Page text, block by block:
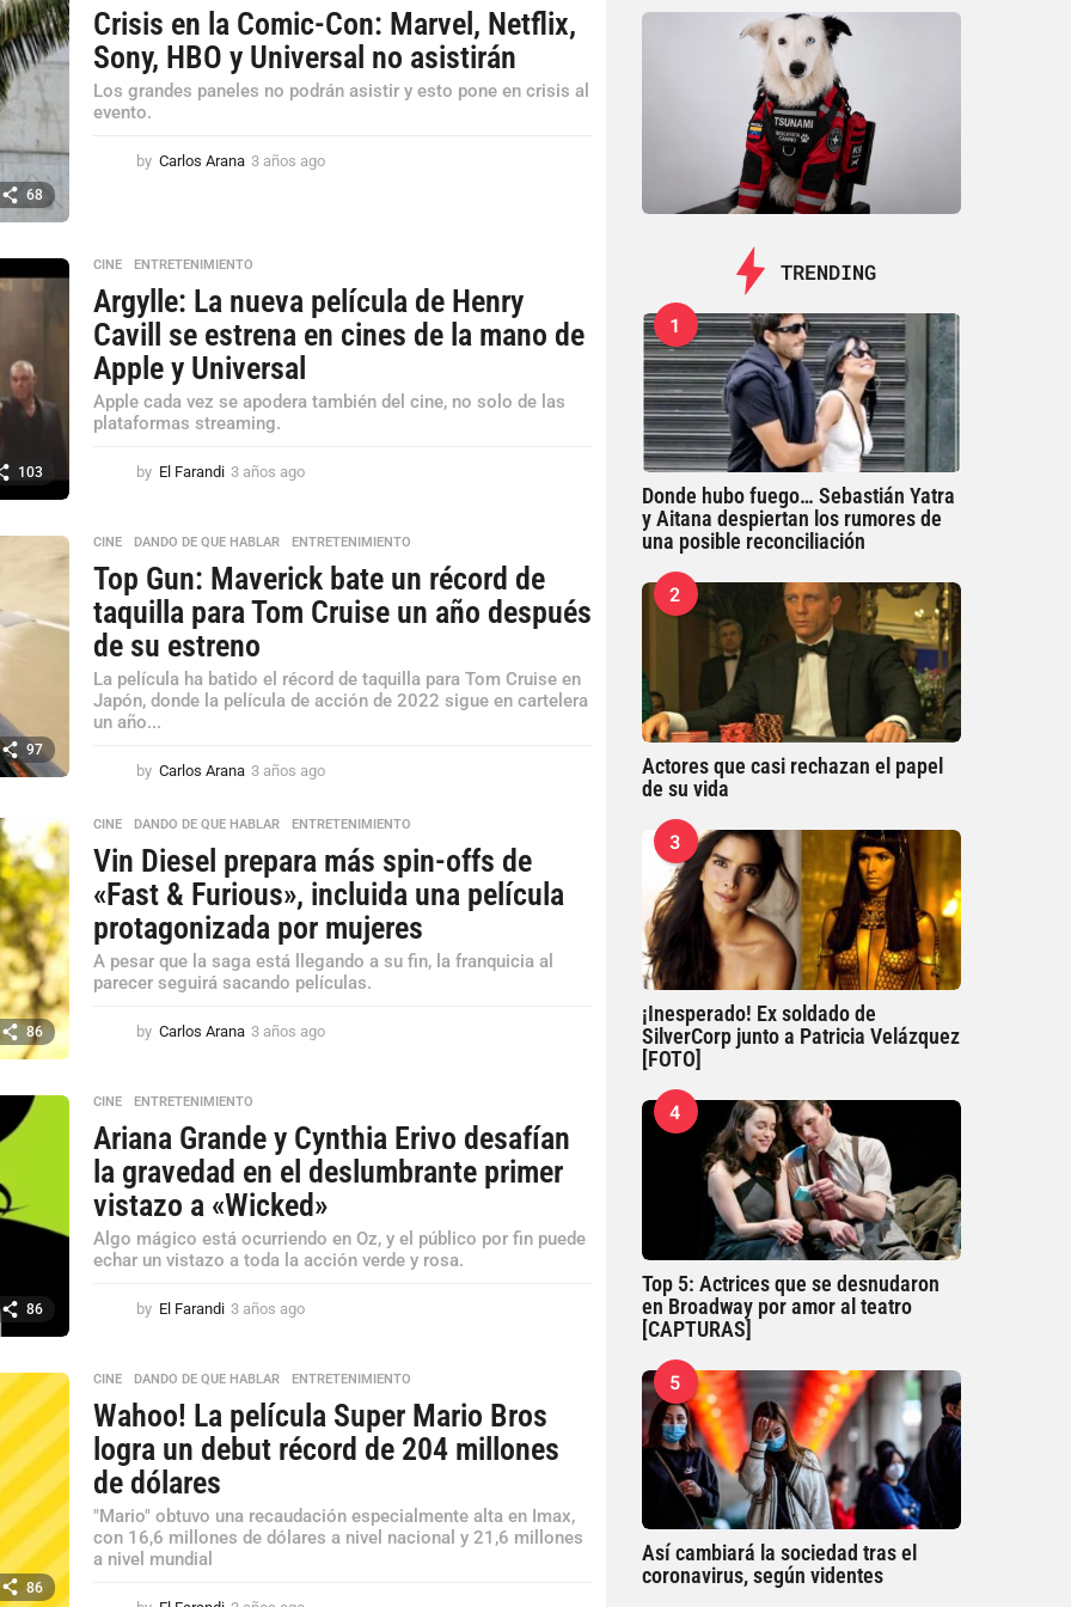
68
Crisis en la Comic-Con: Marvel, Netflix,
Sony, HBO y Universal no asistirán
Los grandes paneles no podrán asistir y esto pone en crisis al
evento.
by Carlos Arana 3 años ago
g
103
CINE ,ENTRETENIMIENTO
Argylle: La nueva película de Henry
Cavill se estrena en cines de la mano de
Apple y Universal
Apple cada vez se apodera también del cine, no solo de las
plataformas streaming.
by El Farandi 3 años ago
o
s
a
g
97
CINE ,DANDO DE QUE HABLAR ,ENTRETENIMIENTO
Top Gun: Maverick bate un récord de
taquilla para Tom Cruise un año después
de su estreno
La película ha batido el récord de taquilla para Tom Cruise en
Japón, donde la película de acción de 2022 sigue en cartelera
un año...
by Carlos Arana 3 años ago
ñ
s
a
g
o
86
CINE ,DANDO DE QUE HABLAR ,ENTRETENIMIENTO
Vin Diesel prepara más spin-offs de
«Fast & Furious», incluida una película
protagonizada por mujeres
A pesar que la saga está llegando a su fin, la franquicia al
parecer seguirá sacando películas.
by Carlos Arana 3 años ago
a
g
86
CINE ,ENTRETENIMIENTO
Ariana Grande y Cynthia Erivo desafían
la gravedad en el deslumbrante primer
vistazo a «Wicked»
Algo mágico está ocurriendo en Oz, y el público por fin puede
echar un vistazo a toda la acción verde y rosa.
by El Farandi 3 años ago
o
s
a
g
86
CINE ,DANDO DE QUE HABLAR ,ENTRETENIMIENTO
Wahoo! La película Super Mario Bros
logra un debut récord de 204 millones
de dólares
"Mario" obtuvo una recaudación especialmente alta en Imax,
con 16,6 millones de dólares a nivel nacional y 21,6 millones
a nivel mundial
TRENDING
1
Donde hubo fuego… Sebastián Yatra
y Aitana despiertan los rumores de
una posible reconciliación
2
Actores que casi rechazan el papel
de su vida
3
¡Inesperado! Ex soldado de
SilverCorp junto a Patricia Velázquez
[FOTO]
4
Top 5: Actrices que se desnudaron
en Broadway por amor al teatro
[CAPTURAS]
5
Así cambiará la sociedad tras el
coronavirus, según videntes